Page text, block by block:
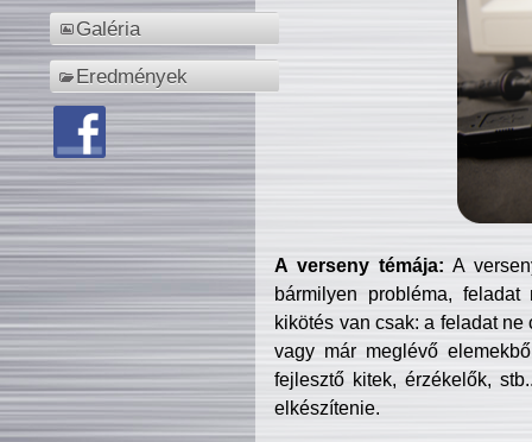
Galéria
Eredmények
A verseny témája: A
bármilyen probléma, feladat
kikötés van csak: a feladat
vagy már meglévő
fejlesztő kitek, érzékelők,
elkészítenie.